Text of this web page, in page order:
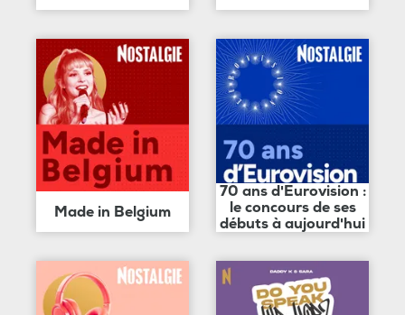
Made in Belgium
70 ans d'Eurovision :
le concours de ses
débuts à aujourd'hui